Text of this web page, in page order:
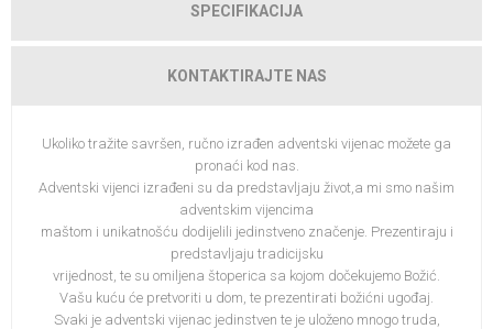
SPECIFIKACIJA
KONTAKTIRAJTE NAS
Ukoliko tražite savršen, ručno izrađen adventski vijenac možete ga
pronaći kod nas.
Adventski vijenci izrađeni su da predstavljaju život,a mi smo našim
adventskim vijencima
maštom i unikatnošću dodijelili jedinstveno značenje. Prezentiraju i
predstavljaju tradicijsku
vrijednost, te su omiljena štoperica sa kojom dočekujemo Božić.
Vašu kuću će pretvoriti u dom, te prezentirati božićni ugođaj.
Svaki je adventski vijenac jedinstven te je uloženo mnogo truda,